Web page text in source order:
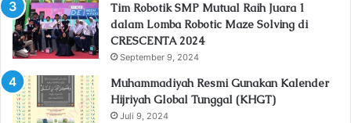
Tim Robotik SMP Mutual Raih Juara 1
dalam Lomba Robotic Maze Solving di
CRESCENTA 2024
September 9, 2024
Muhammadiyah Resmi Gunakan Kalender
Hijriyah Global Tunggal (KHGT)
Juli 9, 2024